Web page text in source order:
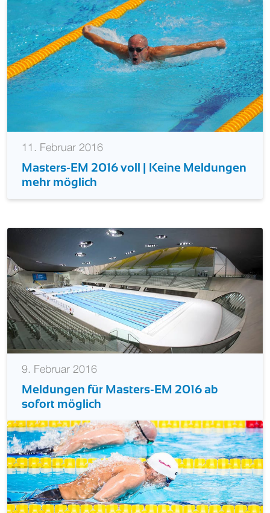
11. Februar 2016
Masters-EM 2016 voll | Keine Meldungen
mehr möglich
9. Februar 2016
Meldungen für Masters-EM 2016 ab
sofort möglich